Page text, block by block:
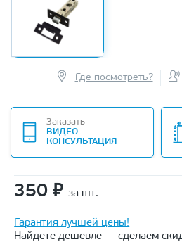
Где посмотреть?
Заказать
ВИДЕО-
КОНСУЛЬТАЦИЯ
350 ₽ за шт.
Гарантия лучшей цены!
Найдете дешевле — сделаем